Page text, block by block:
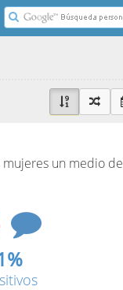
mujeres un medio de